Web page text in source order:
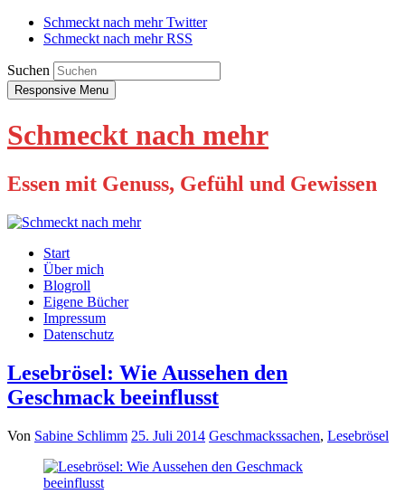
Schmeckt nach mehr Twitter
Schmeckt nach mehr RSS
Suchen
Responsive Menu
Schmeckt nach mehr
Essen mit Genuss, Gefühl und Gewissen
Start
Über mich
Blogroll
Eigene Bücher
Impressum
Datenschutz
Lesebrösel: Wie Aussehen den
Geschmack beeinflusst
Von Sabine Schlimm 25. Juli 2014 Geschmackssachen, Lesebrösel